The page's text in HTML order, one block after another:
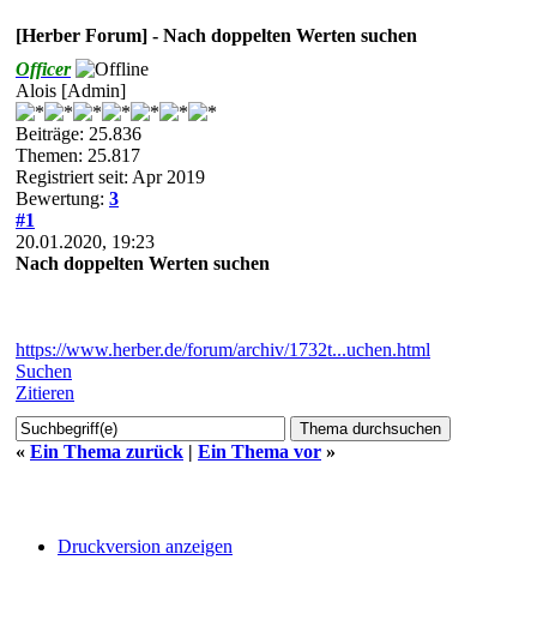
[Herber Forum] - Nach doppelten Werten suchen
Officer
Alois [Admin]
Beiträge: 25.836
Themen: 25.817
Registriert seit: Apr 2019
Bewertung: 3
#1
20.01.2020, 19:23
Nach doppelten Werten suchen
https://www.herber.de/forum/archiv/1732t...uchen.html
Suchen
Zitieren
« Ein Thema zurück | Ein Thema vor »
Druckversion anzeigen